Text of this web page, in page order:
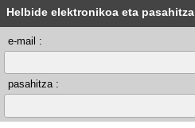
Helbide elektronikoa eta pasahitza
e-mail :
pasahitza :